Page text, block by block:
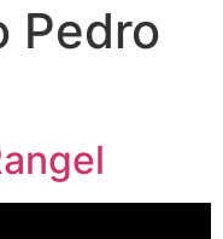
Pedro